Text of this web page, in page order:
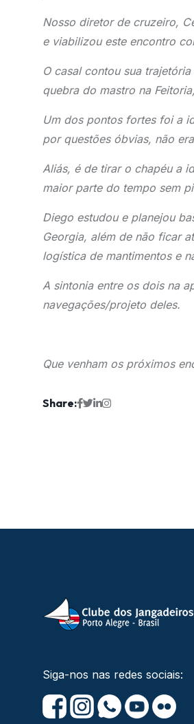
Nosso diretor de cruzeiro,
e viabilizou este encontro
O casal contou sua
quebra do mastro na
Um dos pontos fortes foi a
por questões óbvias, não
Aliás, é de tirar o chapéu a
maior parte do tempo sem
Diego estudou e planejou
Georgia, além de não ficar
logística de mantimentos e
A sintonia entre os dois na
navegações/projeto deles.
Que venham os próximos
Share:
Siga-nos nas redes sociais: